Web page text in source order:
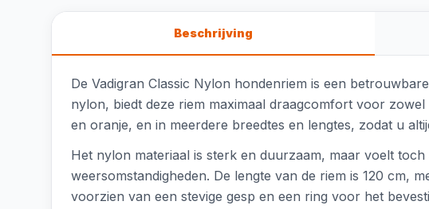
Beschrijving
De Vadigran Classic Nylon hondenriem is een
nylon, biedt deze riem maximaal draagcomfort voor
en oranje, en in meerdere breedtes en lengtes, zodat u
Het nylon materiaal is sterk en duurzaam, maar voelt
weersomstandigheden. De lengte van de riem is 120 cm,
voorzien van een stevige gesp en een ring voor het